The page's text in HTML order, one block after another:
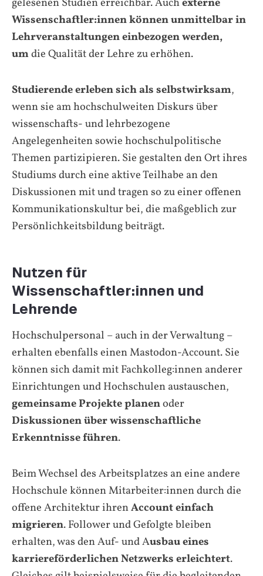
Wissenschaftler:innen können unmittelbar in
Lehrveranstaltungen einbezogen werden,
umdie Qualität der Lehre zu erhöhen.
Studierende erleben sich als selbstwirksam,
wenn sie am hochschulweiten Diskurs über
wissenschafts- und lehrbezogene
Angelegenheiten sowie hochschulpolitische
Themen partizipieren. Sie gestalten den Ort ihres
Studiums durch eine aktive Teilhabe an den
Diskussionen mit und tragen so zu einer offenen
Kommunikationskultur bei, die maßgeblich zur
Persönlichkeitsbildung beiträgt.
Nutzen für
Wissenschaftler:innen und
Lehrende
Hochschulpersonal – auch in der Verwaltung –
erhalten ebenfalls einen Mastodon-Account. Sie
können sich damit mit Fachkolleg:innen anderer
Einrichtungen und Hochschulen austauschen,
gemeinsame Projekte planenoder
Diskussionen über wissenschaftliche
Erkenntnisse führen.
Beim Wechsel des Arbeitsplatzes an eine andere
Hochschule können Mitarbeiter:innen durch die
offene Architektur ihrenAccount einfach
migrieren. Follower und Gefolgte bleiben
erhalten, was den Auf- und Ausbau eines
karriereförderlichen Netzwerks erleichtert.